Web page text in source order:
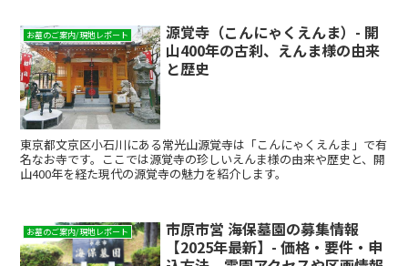
お墓のご案内/現地レポート
源覚寺（こんにゃくえんま）- 開
山400年の古刹、えんま様の由来
と歴史
東京都文京区小石川にある常光山源覚寺は「こんにゃくえんま」で有
名なお寺です。ここでは源覚寺の珍しいえんま様の由来や歴史と、開
山400年を経た現代の源覚寺の魅力を紹介します。
お墓のご案内/現地レポート
市原市営 海保墓園の募集情報
【2025年最新】- 価格・要件・申